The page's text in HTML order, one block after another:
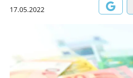
17.05.2022